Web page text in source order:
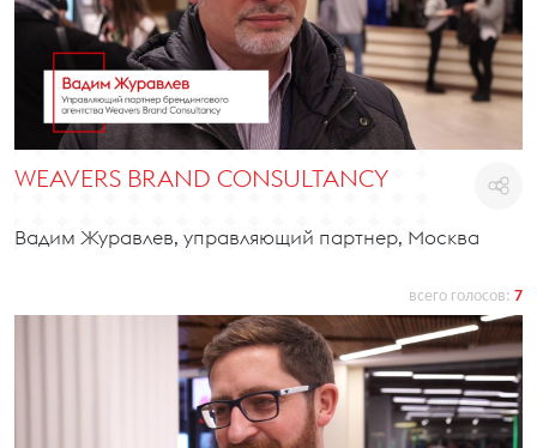
WEAVERS BRAND CONSULTANCY
Вадим Журавлев, управляющий партнер, Москва
всего голосов: 7